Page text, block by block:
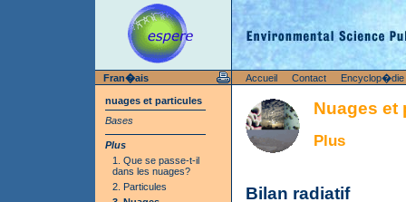
Fran�ais Accueil Contact Encyclop�die
nuages et particules
Bases
Plus
1. Que se passe-t-il
dans les nuages?
2. Particules
Nuages et
Plus
Bilan radiatif